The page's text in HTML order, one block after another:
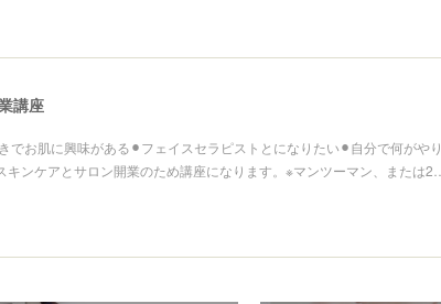
講座
でお肌に興味がある⚫︎フェイスセラピストとになりたい⚫︎自分で何がやり
キンケアとサロン開業のため講座になります。※マンツーマン、または2…